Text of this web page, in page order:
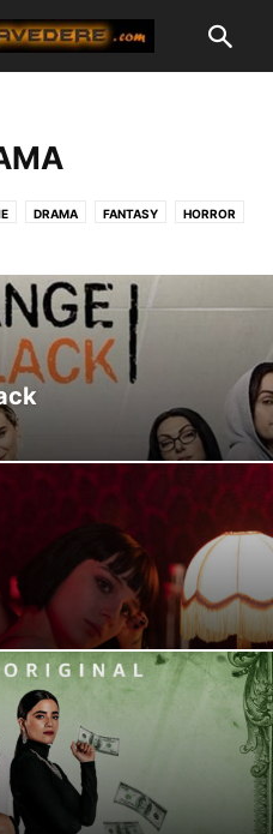
DRAMA FANTASY HORROR
SOBER LIVING STORICHE